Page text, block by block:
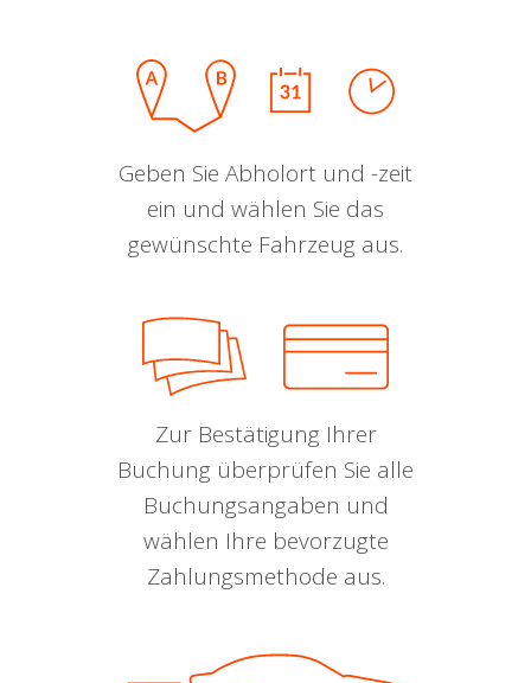
Geben Sie Abholort und -zeit
ein und wählen Sie das
gewünschte Fahrzeug aus.
Zur Bestätigung Ihrer
Buchung überprüfen Sie alle
Buchungsangaben und
wählen Ihre bevorzugte
Zahlungsmethode aus.